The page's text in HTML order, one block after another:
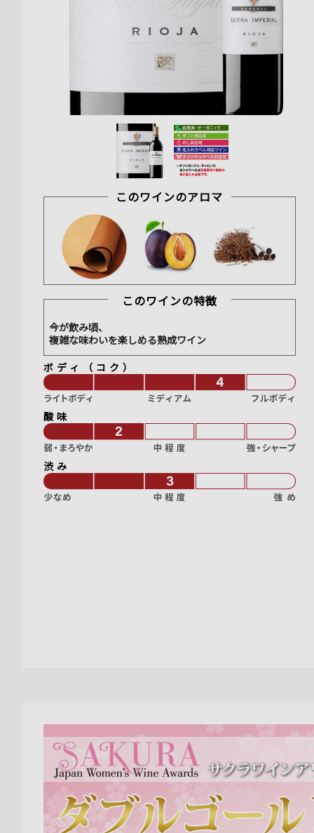
このワインのアロマ
このワインの特徴
今が飲み頃、
複雑な味わいを楽しめる熟成ワイン
ボディ（コク）
酸味
渋み